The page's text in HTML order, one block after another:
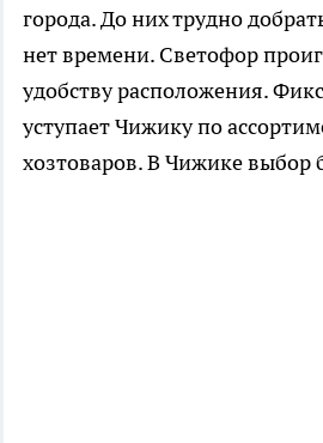
города. До них трудно
нет времени. Светофор
удобству расположения.
уступает Чижику по
хозтоваров. В Чижике выбор